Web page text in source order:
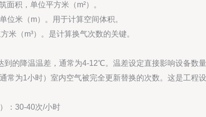
面积，单位平方米（m²）。
位米（m）。用于计算空间体积。
米（m³）。是计算换气次数的关键。
到的降温温差，通常为4-12℃。温差设定直接影响设备数量
常为1小时）室内空气被完全更新替换的次数。这是工程
：30-40次/小时